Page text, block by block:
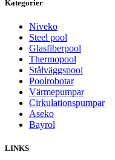
Kategorier
Niveko
Steel pool
Glasfiberpool
Thermopool
Stålväggspool
Poolrobotar
Värmepumpar
Cirkulationspumpar
Aseko
Bayrol
LINKS